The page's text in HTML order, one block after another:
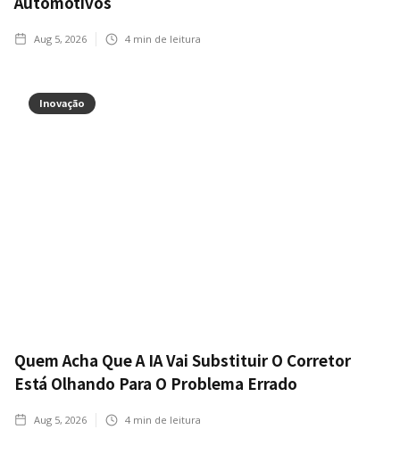
Aug 5, 2026 4 min de leitura
Inovação
Quem Acha Que A IA Vai Substituir O Corretor
Está Olhando Para O Problema Errado
Aug 5, 2026 4 min de leitura